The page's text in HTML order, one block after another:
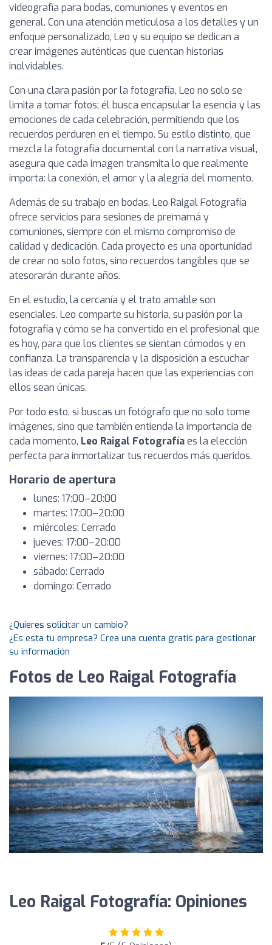
videografía para bodas, comuniones y eventos en
general. Con una atención meticulosa a los detalles y un
enfoque personalizado, Leo y su equipo se dedican a
crear imágenes auténticas que cuentan historias
inolvidables.
Con una clara pasión por la fotografía, Leo no solo se
limita a tomar fotos; él busca encapsular la esencia y las
emociones de cada celebración, permitiendo que los
recuerdos perduren en el tiempo. Su estilo distinto, que
mezcla la fotografía documental con la narrativa visual,
asegura que cada imagen transmita lo que realmente
importa: la conexión, el amor y la alegría del momento.
Además de su trabajo en bodas, Leo Raigal Fotografía
ofrece servicios para sesiones de premamá y
comuniones, siempre con el mismo compromiso de
calidad y dedicación. Cada proyecto es una oportunidad
de crear no solo fotos, sino recuerdos tangibles que se
atesorarán durante años.
En el estudio, la cercanía y el trato amable son
esenciales. Leo comparte su historia, su pasión por la
fotografía y cómo se ha convertido en el profesional que
es hoy, para que los clientes se sientan cómodos y en
confianza. La transparencia y la disposición a escuchar
las ideas de cada pareja hacen que las experiencias con
ellos sean únicas.
Por todo esto, si buscas un fotógrafo que no solo tome
imágenes, sino que también entienda la importancia de
cada momento, Leo Raigal Fotografíaes la elección
perfecta para inmortalizar tus recuerdos más queridos.
Horario de apertura
lunes: 17:00–20:00
martes: 17:00–20:00
miércoles: Cerrado
jueves: 17:00–20:00
viernes: 17:00–20:00
sábado: Cerrado
domingo: Cerrado
¿Quieres solicitar un cambio?
¿Es esta tu empresa? Crea una cuenta gratis para gestionar
su información
Fotos de Leo Raigal Fotografía
Leo Raigal Fotografía: Opiniones